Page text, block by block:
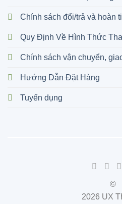
Chính sách đổi/trả và hoàn
Quy Định Về Hình Thức
Chính sách vận chuyển,
Hướng Dẫn Đặt Hàng
Tuyển dụng
©
2026 UX